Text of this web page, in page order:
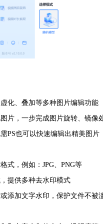
、叠加等多种图片编辑功能
，一步完成图片旋转、镜像
也可以快速编辑出精美图片
，例如：JPG、PNG等
供多种去水印模式
加文字水印，保护文件不被